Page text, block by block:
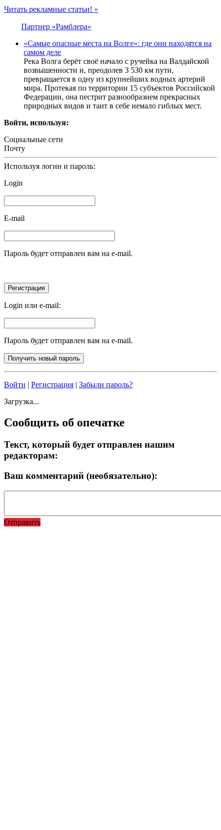
Читать рекламные статьи! »
Партнер «Рамблера»
«Самые опасные места на Волге»: где они находятся на
самом деле
Река Волга берёт своё начало с ручейка на Валдайской
возвышенности и, преодолев 3 530 км пути,
превращается в одну из крупнейших водных артерий
мира. Протекая по территории 15 субъектов Российской
Федерации, она пестрит разнообразием прекрасных
природных видов и таит в себе немало гиблых мест.
Войти, используя:
Социальные сети
Почту
Используя логин и пароль:
Login
E-mail
Пароль будет отправлен вам на e-mail.
Login или e-mail:
Пароль будет отправлен вам на e-mail.
Войти | Регистрация | Забыли пароль?
Загрузка...
Сообщить об опечатке
Текст, который будет отправлен нашим
редакторам:
Ваш комментарий (необязательно):
Отправить